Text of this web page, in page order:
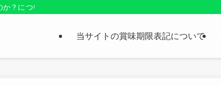
？についても紹介しているお役立ちサイトです。
当サイトの賞味期限表記について